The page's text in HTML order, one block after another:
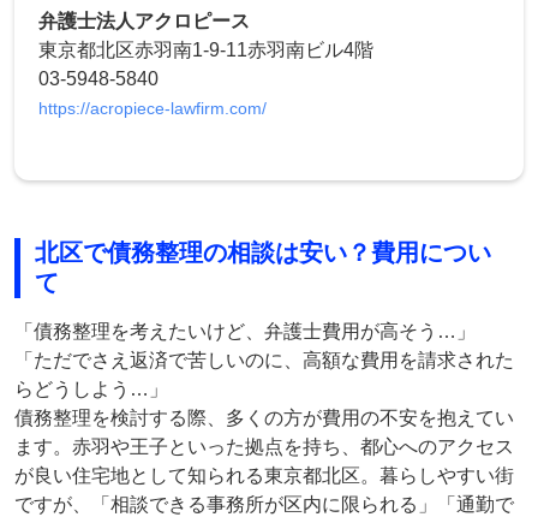
弁護士法人アクロピース
東京都北区赤羽南1-9-11赤羽南ビル4階
03-5948-5840
https://acropiece-lawfirm.com/
北区で債務整理の相談は安い？費用につい
て
「債務整理を考えたいけど、弁護士費用が高そう…」
「ただでさえ返済で苦しいのに、高額な費用を請求された
らどうしよう…」
債務整理を検討する際、多くの方が費用の不安を抱えてい
ます。赤羽や王子といった拠点を持ち、都心へのアクセス
が良い住宅地として知られる東京都北区。暮らしやすい街
ですが、「相談できる事務所が区内に限られる」「通勤で